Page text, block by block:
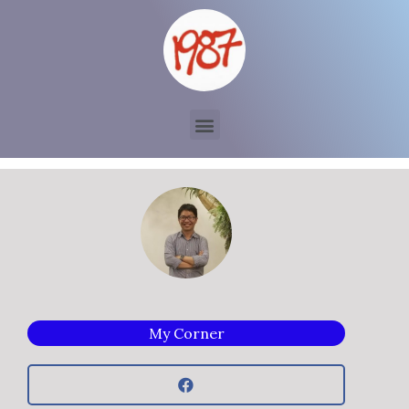
My Corner